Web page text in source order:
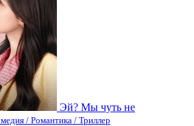
Эй? Мы чуть не
/ Романтика / Триллер